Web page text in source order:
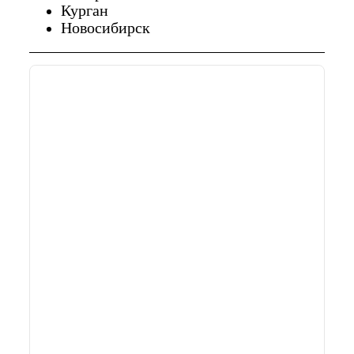
Курган
Новосибирск